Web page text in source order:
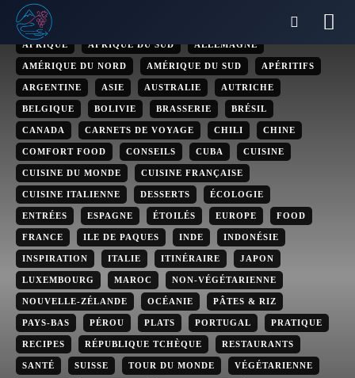
AFRIQUE AFRIQUE DU SUD ALLEMAGNE
AMÉRIQUE DU NORD AMÉRIQUE DU SUD APÉRITIFS
ARGENTINE ASIE AUSTRALIE AUTRICHE
BELGIQUE BOLIVIE BRASSERIE BRÉSIL
CANADA CARNETS DE VOYAGE CHILI CHINE
COMFORT FOOD CONSEILS CUBA CUISINE
CUISINE DU MONDE CUISINE FRANÇAISE
CUISINE ITALIENNE DESSERTS ÉCOLOGIE
ENTRÉES ESPAGNE ÉTOILÉS EUROPE FOOD
FRANCE ILE DE PAQUES INDE INDONÉSIE
INSPIRATION ITALIE ITINÉRAIRE JAPON
LUXEMBOURG MAROC NON-VÉGÉTARIENNE
NOUVELLE-ZÉLANDE OCÉANIE PÂTES & RIZ
PAYS-BAS PÉROU PLATS PORTUGAL PRATIQUE
RECIPES RÉPUBLIQUE TCHÈQUE RESTAURANTS
SANTÉ SUISSE TOUR DU MONDE VÉGÉTARIENNE